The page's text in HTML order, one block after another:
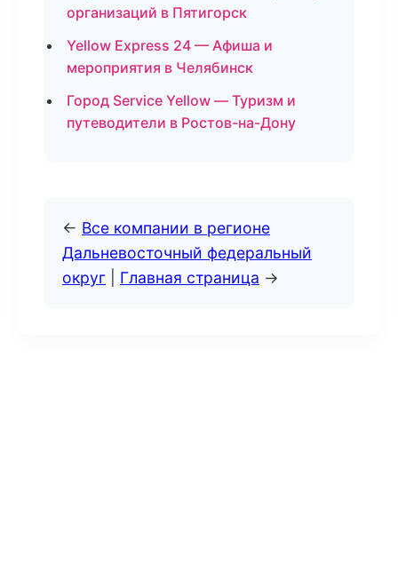
организаций в Пятигорск
Yellow Express 24 — Афиша и
мероприятия в Челябинск
Город Service Yellow — Туризм и
путеводители в Ростов-на-Дону
← Все компании в регионе
Дальневосточный федеральный
округ
Главная страница →